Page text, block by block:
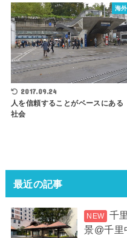
海外
2017.09.24
人を信頼することがベースにある
社会
最近の記事
千
景@千里